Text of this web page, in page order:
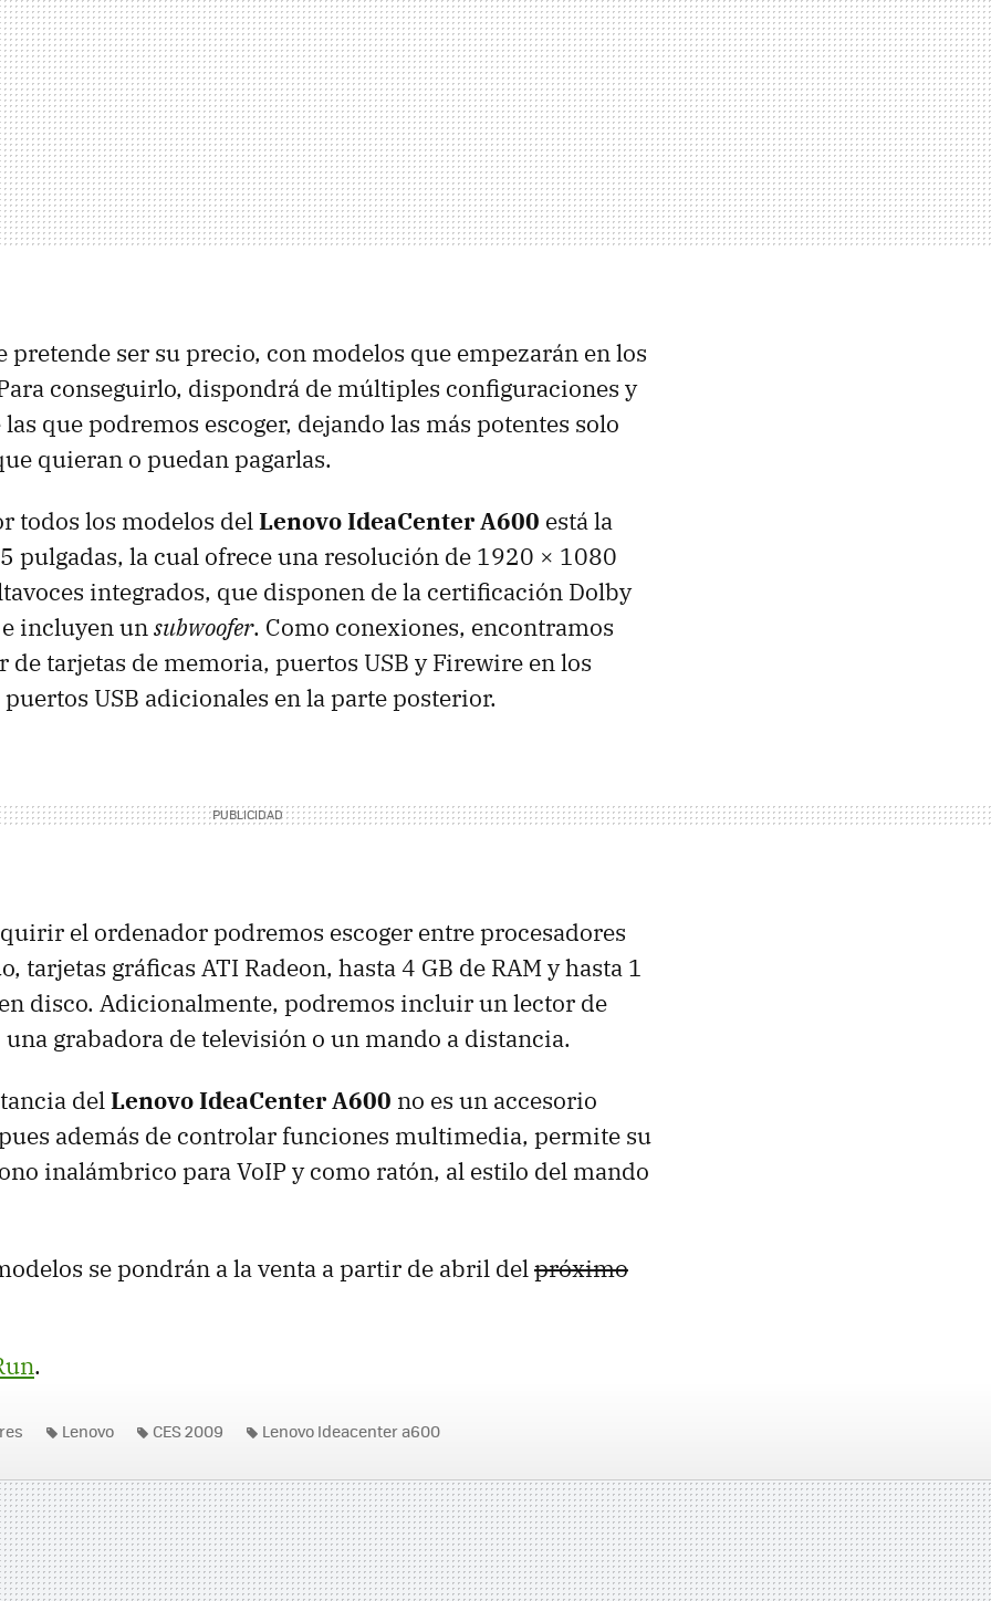
pretende ser su precio, con modelos que empezarán en los
conseguirlo, dispondrá de múltiples configuraciones y
que podremos escoger, dejando las más potentes solo
quieran o puedan pagarlas.
todos los modelos delLenovo IdeaCenter A600 está la
pulgadas, la cual ofrece una resolución de 1920 × 1080
integrados, que disponen de la certificación Dolby
incluyen unsubwoofer. Como conexiones, encontramos
de tarjetas de memoria, puertos USB y Firewire en los
puertos USB adicionales en la parte posterior.
el ordenador podremos escoger entre procesadores
tarjetas gráficas ATI Radeon, hasta 4 GB de RAMy hasta 1
disco. Adicionalmente, podremos incluir un lector de
grabadora de televisión o un mando a distancia.
delLenovo IdeaCenter A600 no es un accesorio
además de controlar funciones multimedia, permite su
inalámbrico para VoIP y como ratón, al estilo del mando
se pondrán a la venta a partir de abril delpróximo
.
Lenovo CES 2009 Lenovo Ideacenter a600